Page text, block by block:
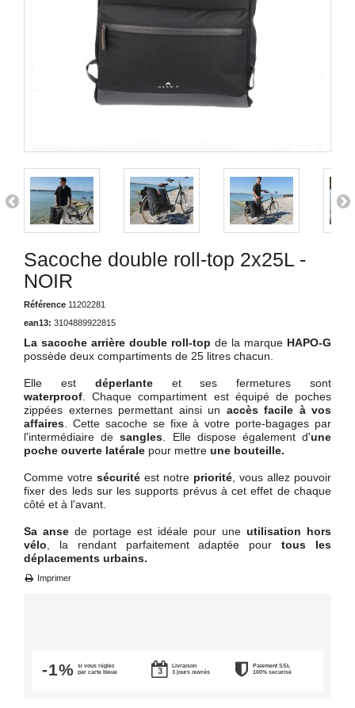
Sacoche double roll-top 2x25L -
NOIR
Référence 11202281
ean13: 3104889922815
La sacoche arrière double roll-top de la marque HAPO-G
possède deux compartiments de 25 litres chacun.
Elle est déperlanteet ses fermetures sont
waterproof . Chaque compartiment est équipé de poches
zippées externes permettant ainsi un accès facile à vos
affaires . Cette sacoche se fixe à votre porte-bagages par
l'intermédiaire desangles . Elle dispose également d'une
poche ouverte latérale pour mettre une bouteille.
Comme votre sécurité est notre priorité , vous allez pouvoir
fixer des leds sur les supports prévus à cet effet de chaque
côté et à l'avant.
Sa anse de portage est idéale pour une utilisation hors
vélo , la rendant parfaitement adaptée pourtous les
déplacements urbains.
Imprimer
-1%
si vous réglez
par carte bleue
Livraison
3 jours ouvrés
Paiement SSL
100% securisé